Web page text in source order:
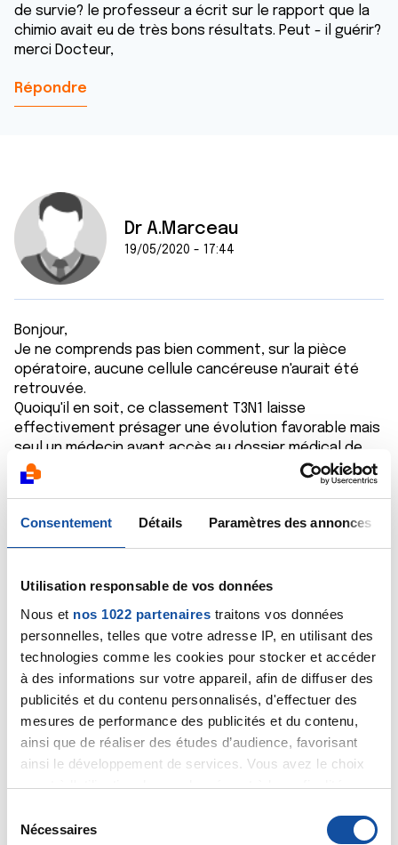
Consentement Détails Paramètres des annonces
Utilisation responsable de vos données
Nous et nos 1022 partenaires traitons vos données
personnelles, telles que votre adresse IP, en utilisant des
technologies comme les cookies pour stocker et accéder
à des informations sur votre appareil, afin de diffuser des
publicités et du contenu personnalisés, d'effectuer des
mesures de performance des publicités et du contenu,
ainsi que de réaliser des études d’audience, favorisant
ainsi le développement de services. Vous avez le choix
quant à l'utilisation de vos données et à leurs finalités.
tout moment en consultant la Déclaration relative aux
Nécessaires
de survie? le professeur a écrit sur le rapport que la
chimio avait eu de très bons résultats. Peut - il guérir?
merci Docteur,
Répondre
Dr A.Marceau
19/05/2020 - 17:44
Bonjour,
Je ne comprends pas bien comment, sur la pièce
opératoire, aucune cellule cancéreuse n'aurait été
retrouvée.
Quoiqu'il en soit, ce classement T3N1 laisse
effectivement présager une évolution favorable mais
seul un médecin ayant accès au dossier médical de
votre père pourra vous le dire plus précisément.
Bien cordialement
Citer
carrie75
20/05/2020 - 20:16
Bonjour Docteur, désolée, je n'ai pas été claire, c'est
sur la pièce opératoire du foie qu'il n'a rien été
être située la métastase qui a disparu. Et